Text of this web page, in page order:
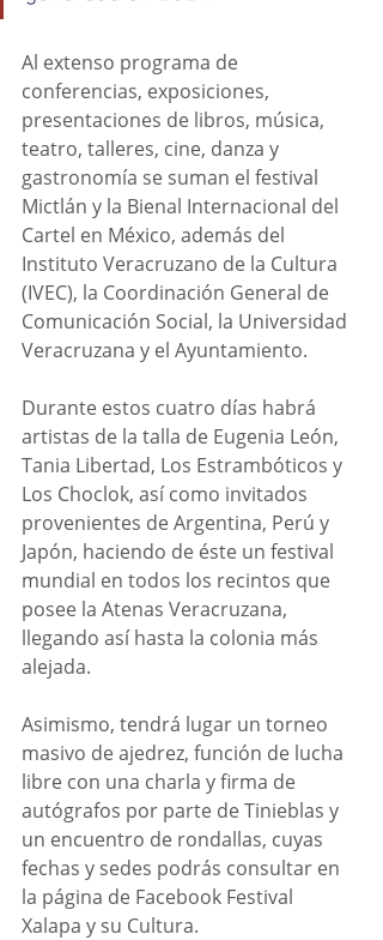
Al extenso programa de
conferencias, exposiciones,
presentaciones de libros, música,
teatro, talleres, cine, danza y
gastronomía se suman el festival
Mictlán y la Bienal Internacional del
Cartel en México, además del
Instituto Veracruzano de la Cultura
(IVEC), la Coordinación General de
Comunicación Social, la Universidad
Veracruzana y el Ayuntamiento.
Durante estos cuatro días habrá
artistas de la talla de Eugenia León,
Tania Libertad, Los Estrambóticos y
Los Choclok, así como invitados
provenientes de Argentina, Perú y
Japón, haciendo de éste un festival
mundial en todos los recintos que
posee la Atenas Veracruzana,
llegando así hasta la colonia más
alejada.
Asimismo, tendrá lugar un torneo
masivo de ajedrez, función de lucha
libre con una charla y firma de
autógrafos por parte de Tinieblas y
un encuentro de rondallas, cuyas
fechas y sedes podrás consultar en
la página de Facebook Festival
Xalapa y su Cultura.